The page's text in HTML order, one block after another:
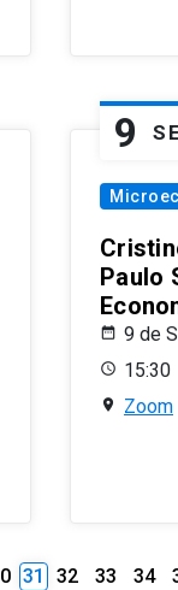
9
Paulo
9 de
15:30
Zoom
31 32 33 34